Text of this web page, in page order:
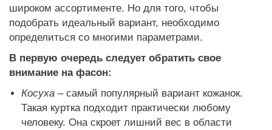
широком ассортименте. Но для того, чтобы
подобрать идеальный вариант, необходимо
определиться со многими параметрами.
В первую очередь следует обратить свое
внимание на фасон:
Косуха – самый популярный вариант кожанок.
Такая куртка подходит практически любому
человеку. Она скроет лишний вес в области